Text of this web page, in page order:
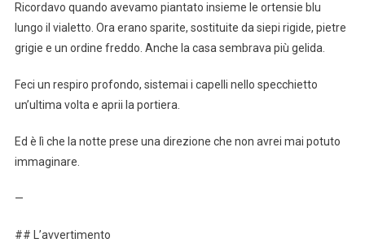
Ricordavo quando avevamo piantato insieme le ortensie blu
lungo il vialetto. Ora erano sparite, sostituite da siepi rigide, pietre
grigie e un ordine freddo. Anche la casa sembrava più gelida.
Feci un respiro profondo, sistemai i capelli nello specchietto
un’ultima volta e aprii la portiera.
Ed è lì che la notte prese una direzione che non avrei mai potuto
immaginare.
—
## L’avvertimento